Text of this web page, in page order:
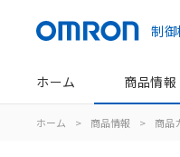
制
ホーム 商品情報
ホーム > 商品情報 > 商品